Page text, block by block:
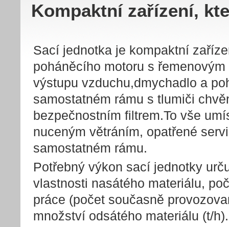
Kompaktní zařízení,
Sací jednotka je kompaktní
poháněcího motoru s
výstupu vzduchu,dmychadlo a
samostatném rámu s tlumiči
bezpečnostním filtrem.To vše
nuceným větráním, opatřené
samostatném rámu.
Potřebný výkon sací jednotky
vlastnosti nasátého materiálu,
práce (počet současně
množství odsátého materiálu (t/h).